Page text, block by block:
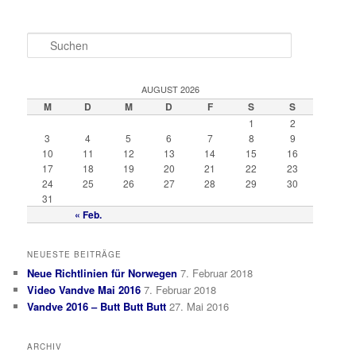
u
e
n
AUGUST 2026
M D M D F S S
« Feb.
1
2
3
4 5 6 7 8
9
10
11 12 13 14 15
16
17
18 19 20 21 22
23
24
25 26 27 28 29
30
31
NEUESTE BEITRÄGE
Neue Richtlinien für Norwegen 7. Februar 2018
Video Vandve Mai 2016 7. Februar 2018
Vandve 2016 – Butt Butt Butt 27. Mai 2016
ARCHIV